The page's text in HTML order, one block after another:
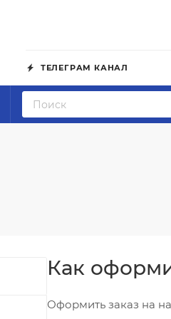
ТЕЛЕГРАМ КАНАЛ
Как
Оформить заказ на